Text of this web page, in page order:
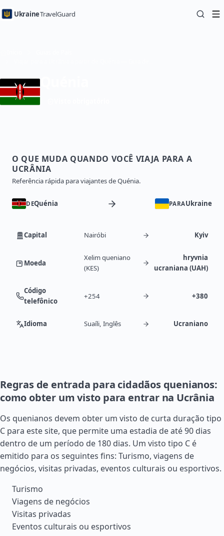
UkraineTravelGuard
O QUE MUDA QUANDO VOCÊ VIAJA PARA A
UCRÂNIA
Referência rápida para viajantes de Quénia.
DEQuénia PARAUkraine
Capital Nairóbi Kyiv
Moeda
Xelim queniano
(KES)
hryvnia
ucraniana (UAH)
Código
telefônico
+254 +380
Idioma Suaíli, Inglês Ucraniano
Regras de entrada para cidadãos quenianos:
como obter um visto para entrar na Ucrânia
Os quenianos devem obter um visto de curta duração tipo
C para este site, que permite uma estadia de até 90 dias
dentro de um período de 180 dias. Um visto tipo C é
emitido para os seguintes fins: Turismo, viagens de
negócios, visitas privadas, eventos culturais ou esportivos.
Turismo
Viagens de negócios
Visitas privadas
Eventos culturais ou esportivos